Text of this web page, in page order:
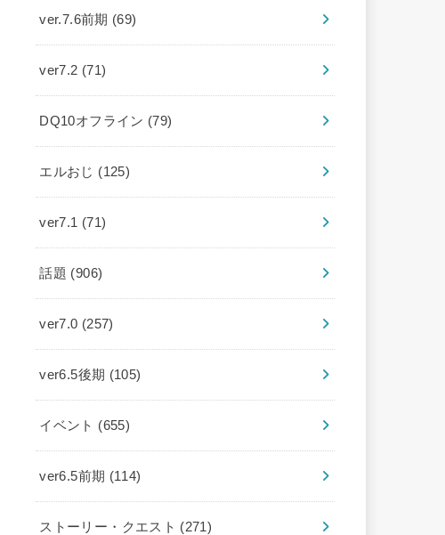
ver.7.6前期 (69)
ver7.2 (71)
DQ10オフライン (79)
エルおじ (125)
ver7.1 (71)
話題 (906)
ver7.0 (257)
ver6.5後期 (105)
イベント (655)
ver6.5前期 (114)
ストーリー・クエスト (271)